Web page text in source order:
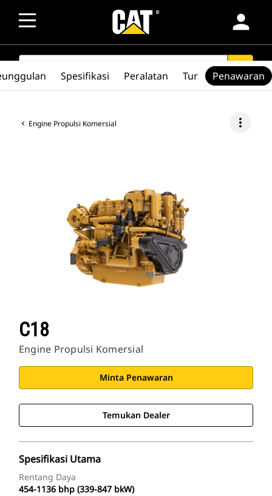
person
SEARCH search
Engine Propulsi Komersial more_vert
C18
Engine Propulsi Komersial
Minta Penawaran
Temukan Dealer
Spesifikasi Utama
Rentang Daya
454-1136 bhp (339-847 bkW)
Spesifikasi Peralatan Tur Penawaran